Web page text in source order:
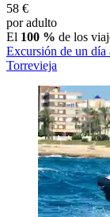
58 €
por adulto
El 100 % de los
Excursión de un día
Torrevieja